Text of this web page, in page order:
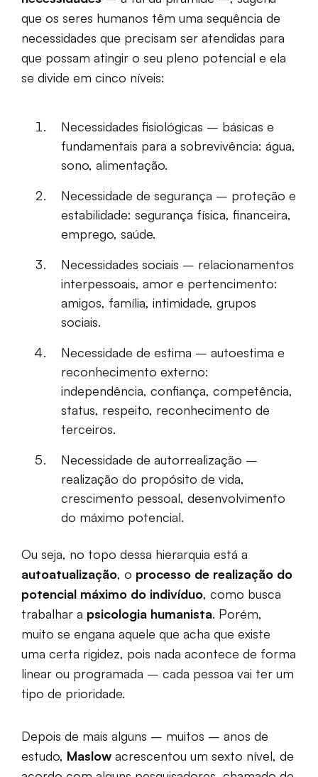
que os seres humanos têm uma sequência de
necessidades que precisam ser atendidas para
que possam atingir o seu pleno potencial e ela
se divide em cinco níveis:
Necessidades fisiológicas – básicas e
fundamentais para a sobrevivência: água,
sono, alimentação.
Necessidade de segurança – proteção e
estabilidade: segurança física, financeira,
emprego, saúde.
Necessidades sociais – relacionamentos
interpessoais, amor e pertencimento:
amigos, família, intimidade, grupos
sociais.
Necessidade de estima – autoestima e
reconhecimento externo:
independência, confiança, competência,
status, respeito, reconhecimento de
terceiros.
Necessidade de autorrealização –
realização do propósito de vida,
crescimento pessoal, desenvolvimento
do máximo potencial.
Ou seja, no topo dessa hierarquia está a
autoatualização, o processo de realização do
potencial máximo do indivíduo, como busca
trabalhar a psicologia humanista. Porém,
muito se engana aquele que acha que existe
uma certa rigidez, pois nada acontece de forma
linear ou programada – cada pessoa vai ter um
tipo de prioridade.
Depois de mais alguns – muitos – anos de
estudo, Maslow acrescentou um sexto nível, de